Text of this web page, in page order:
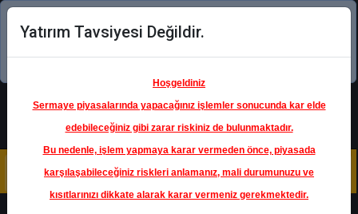
Şimdi uygulamayı indirin!
Yatırım Tavsiyesi Değildir.
Hoşgeldiniz
Sermaye piyasalarında yapacağınız işlemler sonucunda kar elde
edebileceğiniz gibi zarar riskiniz de bulunmaktadır.
Bu nedenle, işlem yapmaya karar vermeden önce, piyasada
karşılaşabileceğiniz riskleri anlamanız, mali durumunuzu ve
kısıtlarınızı dikkate alarak karar vermeniz gerekmektedir.